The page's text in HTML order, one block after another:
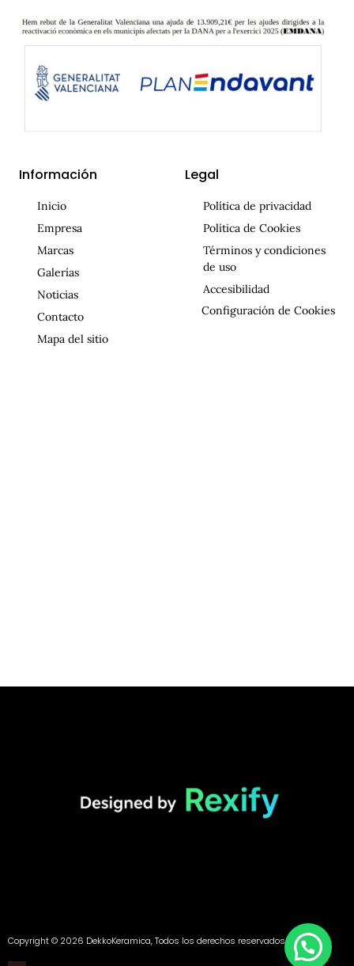
Información
Inicio
Empresa
Marcas
Galerías
Noticias
Contacto
Mapa del sitio
Legal
Política de privacidad
Política de Cookies
Términos y condiciones
de uso
Accesibilidad
Configuración de Cookies
Copyright © 2026 DekkoKeramica, Todos los derechos reservados.